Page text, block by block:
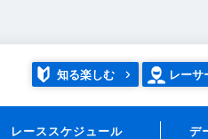
知る楽しむ レーサ
レーススケジュール デ